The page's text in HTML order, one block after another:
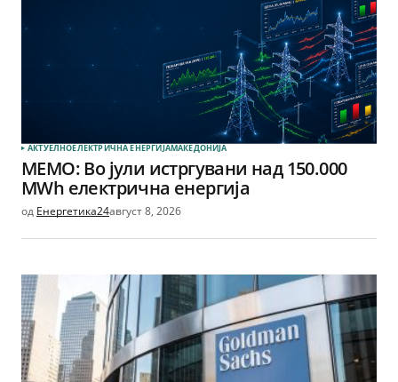
АКТУЕЛНОЕЛЕКТРИЧНА ЕНЕРГИЈАМАКЕДОНИЈА
МЕМО: Во јули истргувани над 150.000
MWh електрична енергија
од Енергетика24август 8, 2026